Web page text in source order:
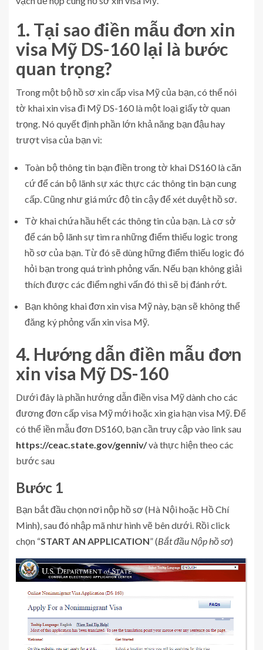
1. Tại sao điền mẫu đơn xin
visa Mỹ DS-160 lại là bước
quan trọng?
Trong một bộ hồ sơ xin cấp visa Mỹ của bạn, có thể nói
tờ khai xin visa đi Mỹ DS-160 là một loại giấy tờ quan
trọng. Nó quyết định phần lớn khả năng bạn đậu hay
trượt visa của bạn vì:
Toàn bộ thông tin bạn điền trong tờ khai DS160 là căn
cứ để cán bộ lãnh sự xác thực các thông tin bạn cung
cấp. Cũng như giá mức độ tin cậy để xét duyệt hồ sơ.
Tờ khai chứa hầu hết các thông tin của bạn. Là cơ sở
để cán bộ lãnh sự tìm ra những điểm thiếu logic trong
hồ sơ của bạn. Từ đó sẽ dùng hững điểm thiếu logic đó
hỏi bạn trong quá trình phỏng vấn. Nếu bạn không giải
thích được các điểm nghi vấn đó thì sẽ bị đánh rớt.
Bạn không khai đơn xin visa Mỹ này, bạn sẽ không thể
đăng ký phỏng vấn xin visa Mỹ.
4. Hướng dẫn điền mẫu đơn
xin visa Mỹ DS-160
Dưới đây là phần hướng dẫn điền visa Mỹ dành cho các
đương đơn cấp visa Mỹ mới hoặc xin gia hạn visa Mỹ. Để
có thể iền mẫu đơn DS160, bạn cần truy cập vào link sau
https://ceac.state.gov/genniv/và thực hiện theo các
bước sau
Bước 1
Bạn bắt đầuchọn nơi nộp hồ sơ (Hà Nội hoặc Hồ Chí
Minh), sau đó nhập mã như hình vẽ bên dưới. Rồi click
chọn “START AN APPLICATION”(Bắt đầu Nộp hồ sơ)